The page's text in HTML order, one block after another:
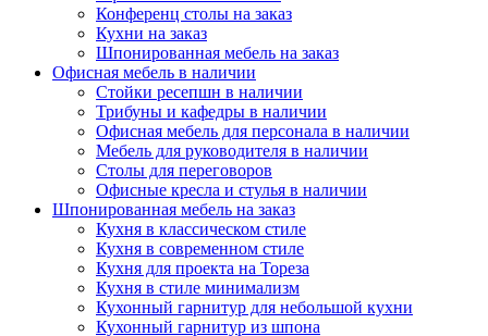
Конференц столы на заказ
Кухни на заказ
Шпонированная мебель на заказ
Офисная мебель в наличии
Стойки ресепшн в наличии
Трибуны и кафедры в наличии
Офисная мебель для персонала в наличии
Мебель для руководителя в наличии
Столы для переговоров
Офисные кресла и стулья в наличии
Шпонированная мебель на заказ
Кухня в классическом стиле
Кухня в современном стиле
Кухня для проекта на Тореза
Кухня в стиле минимализм
Кухонный гарнитур для небольшой кухни
Кухонный гарнитур из шпона